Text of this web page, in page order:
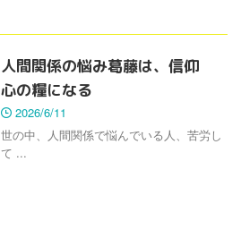
人間関係の悩み葛藤は、信仰
心の糧になる
2026/6/11
世の中、人間関係で悩んでいる人、苦労し
て ...